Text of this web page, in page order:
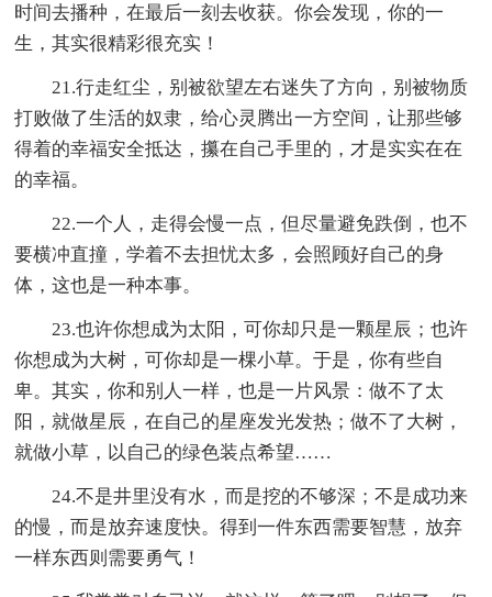
时间去播种，在最后一刻去收获。你会发现，你的一
生，其实很精彩很充实！
21.行走红尘，别被欲望左右迷失了方向，别被物质
打败做了生活的奴隶，给心灵腾出一方空间，让那些够
得着的幸福安全抵达，攥在自己手里的，才是实实在在
的幸福。
22.一个人，走得会慢一点，但尽量避免跌倒，也不
要横冲直撞，学着不去担忧太多，会照顾好自己的身
体，这也是一种本事。
23.也许你想成为太阳，可你却只是一颗星辰；也许
你想成为大树，可你却是一棵小草。于是，你有些自
卑。其实，你和别人一样，也是一片风景：做不了太
阳，就做星辰，在自己的星座发光发热；做不了大树，
就做小草，以自己的绿色装点希望……
24.不是井里没有水，而是挖的不够深；不是成功来
的慢，而是放弃速度快。得到一件东西需要智慧，放弃
一样东西则需要勇气！